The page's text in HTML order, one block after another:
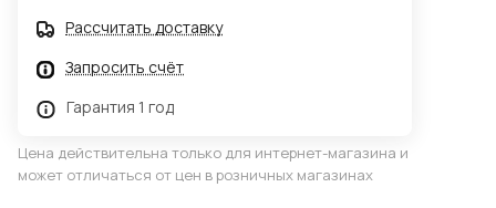
Рассчитать доставку
Запросить счёт
Гарантия 1 год
Цена действительна только для интернет-магазина и
может отличаться от цен в розничных магазинах